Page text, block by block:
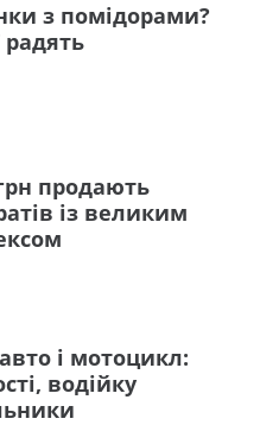
з помідорами?
радять
продають
із великим
і мотоцикл:
водійку